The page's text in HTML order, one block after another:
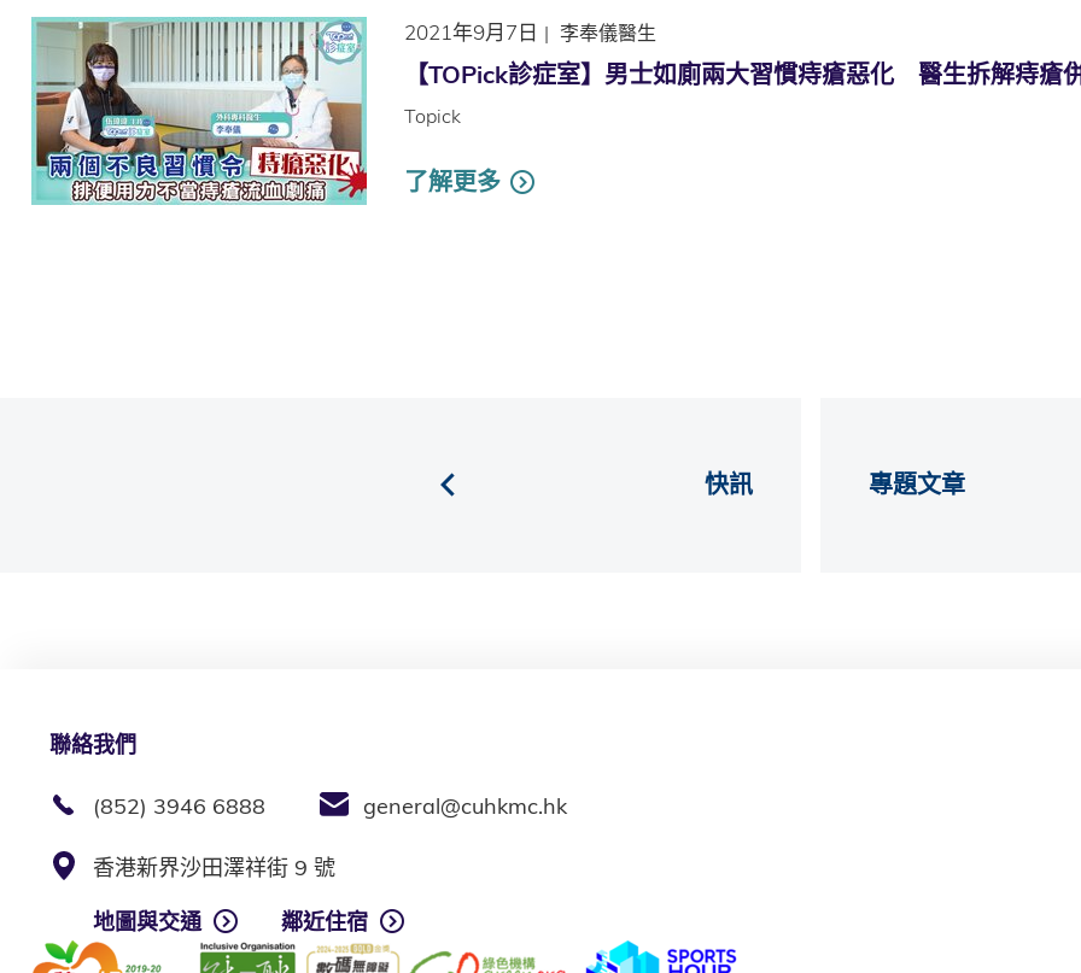
2021年9月7日 | 李奉儀醫生
【TOPick診症室】男士如廁兩大習慣痔瘡惡化 醫生拆解痔瘡
Topick
了解更多
快訊 專題文章
聯絡我們
(852) 3946 6888 general@cuhkmc.hk
香港新界沙田澤祥街 9 號
地圖與交通
鄰近住宿